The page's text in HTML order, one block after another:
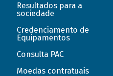
Resultados para a
sociedade
Credenciamento de
Equipamentos
Consulta PAC
Moedas contratuais